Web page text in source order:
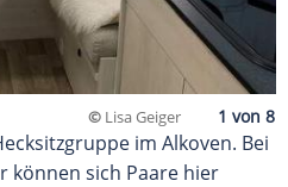
© Lisa Geiger
im Alkoven. Bei
können sich Paare hier